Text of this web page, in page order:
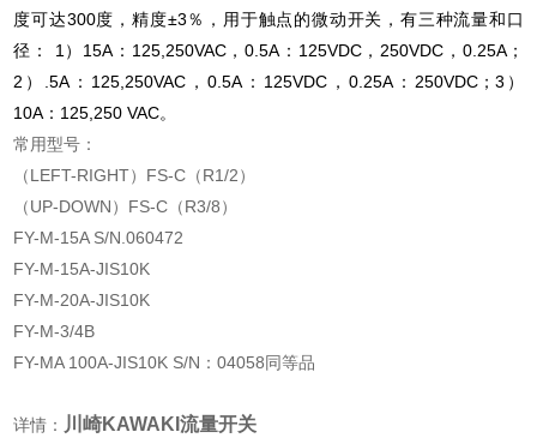
度可达300度，精度±3％，用于触点的微动开关，有三种流量和口
径： 1）15A：125,250VAC，0.5A：125VDC，250VDC，0.25A；
2）.5A：125,250VAC，0.5A：125VDC，0.25A：250VDC；3）
10A：125,250 VAC。
常用型号：
（LEFT-RIGHT）FS-C（R1/2）
（UP-DOWN）FS-C（R3/8）
FY-M-15A S/N.060472
FY-M-15A-JIS10K
FY-M-20A-JIS10K
FY-M-3/4B
FY-MA 100A-JIS10K S/N：04058同等品
详情： 川崎KAWAKI流量开关